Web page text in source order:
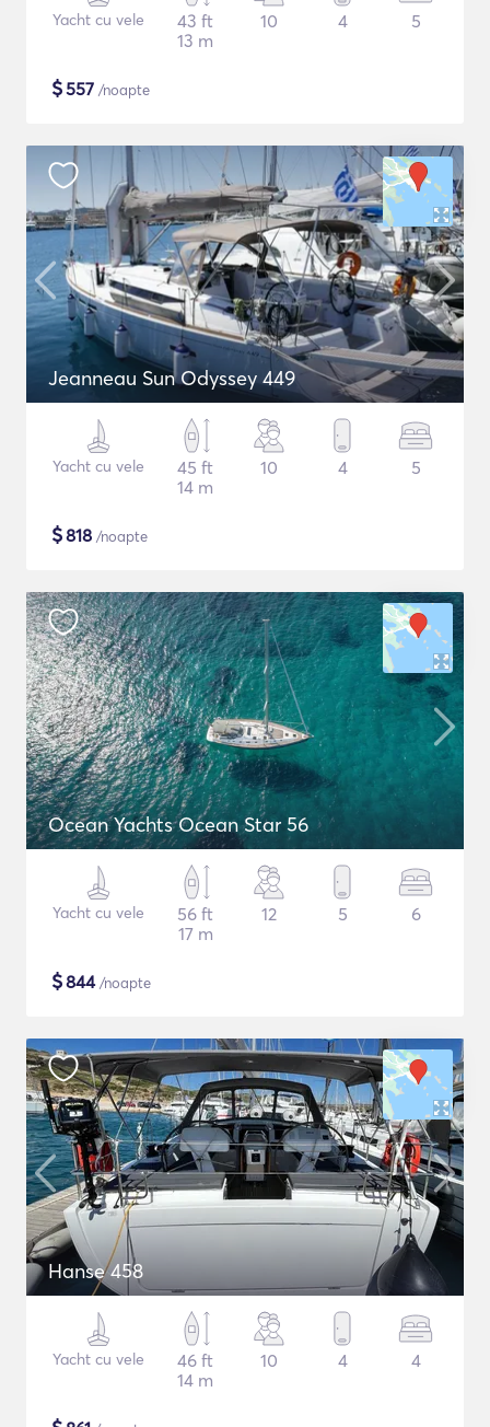
Yacht cu vele
43 ft
13 m
10 4 5
$557 /noapte
Jeanneau Sun Odyssey 449
Yacht cu vele
45 ft
14 m
10 4 5
$818 /noapte
Ocean Yachts Ocean Star 56
Yacht cu vele
56 ft
17 m
12 5 6
$844/noapte
Hanse 458
Yacht cu vele
46 ft
14 m
10 4 4